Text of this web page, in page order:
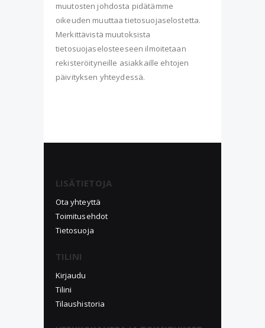
muutosten johdosta pidätämme
oikeuden muuttaa tietosuojaselostetta.
Merkittävistä muutoksista
tietosuojaselosteeseen ilmoitetaan
rekisteröityneille asiakkaille ehtojen
päivityksen yhteydessä.
LISÄTIETOJA
Ota yhteyttä
Toimitusehdot
Tietosuoja
TILINI
Kirjaudu
Tilini
Tilaushistoria